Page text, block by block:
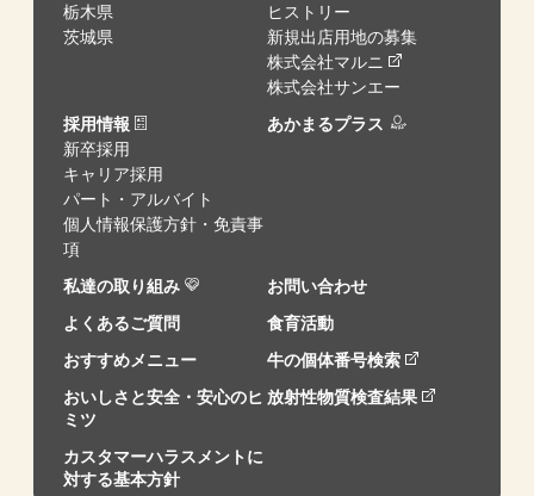
栃木県
茨城県
ヒストリー
新規出店用地の募集
株式会社マルニ
株式会社サンエー
採用情報
新卒採用
キャリア採用
パート・アルバイト
個人情報保護方針・免責事
項
あかまるプラス
私達の取り組み
お問い合わせ
よくあるご質問
食育活動
おすすめメニュー
牛の個体番号検索
おいしさと安全・安心のヒ
ミツ
放射性物質検査結果
カスタマーハラスメントに
対する基本方針